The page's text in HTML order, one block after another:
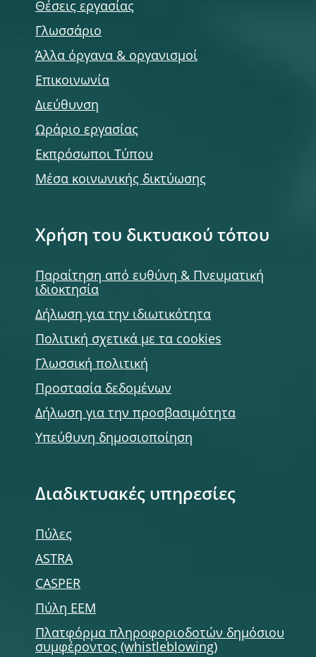
Θέσεις εργασίας
Γλωσσάριο
Άλλα όργανα & οργανισμοί
Επικοινωνία
Διεύθυνση
Ωράριο εργασίας
Εκπρόσωποι Τύπου
Μέσα κοινωνικής δικτύωσης
Χρήση του δικτυακού τόπου
Παραίτηση από ευθύνη & Πνευματική
ιδιοκτησία
Δήλωση για την ιδιωτικότητα
Πολιτική σχετικά με τα cookies
Γλωσσική πολιτική
Προστασία δεδομένων
Δήλωση για την προσβασιμότητα
Υπεύθυνη δημοσιοποίηση
Διαδικτυακές υπηρεσίες
Πύλες
ASTRA
CASPER
Πύλη ΕΕΜ
Πλατφόρμα πληροφοριοδοτών δημόσιου
συμφέροντος (whistleblowing)